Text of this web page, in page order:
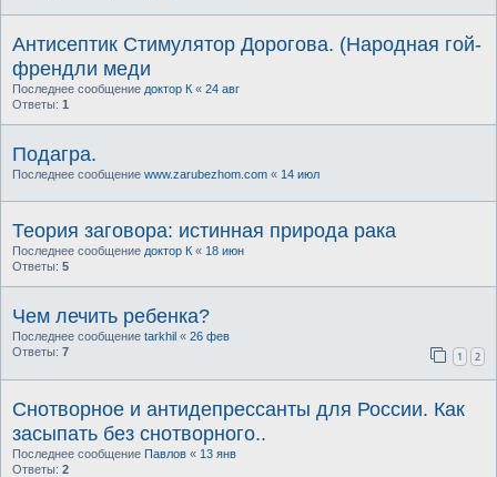
Антисептик Стимулятор Дорогова. (Народная гой-
френдли меди
Последнее сообщение доктор К « 24 авг
Ответы: 1
Подагра.
Последнее сообщение www.zarubezhom.com « 14 июл
Теория заговора: истинная природа рака
Последнее сообщение доктор К « 18 июн
Ответы: 5
Чем лечить ребенка?
Последнее сообщение tarkhil « 26 фев
Ответы: 7 1 2
Снотворное и антидепрессанты для России. Как
засыпать без снотворного..
Последнее сообщение Павлов « 13 янв
Ответы: 2